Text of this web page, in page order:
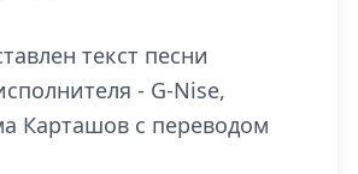
текст песни
- G-Nise,
Карташов с переводом